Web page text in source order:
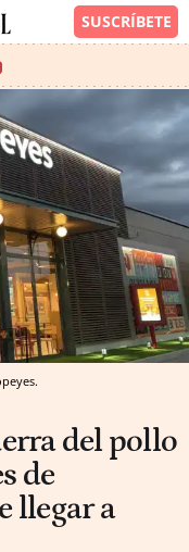
del pollo
de
llegar a